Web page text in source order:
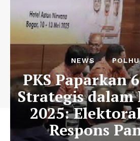
NEWS
PKS Paparkan
Strategis dalam
2025:
Respons